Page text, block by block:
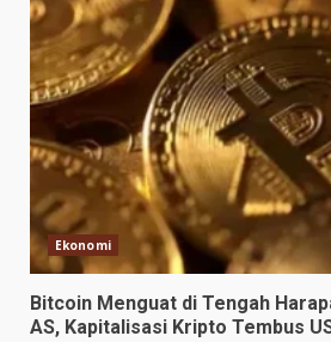
Ekonomi
Bitcoin Menguat di Tengah
AS, Kapitalisasi Kripto Tembus